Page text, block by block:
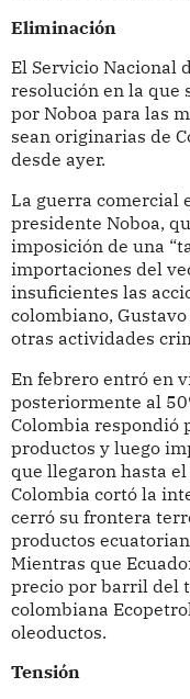
Eliminación
El Servicio Nacional
resolución en la que
por Noboa para las
sean originarias de
desde ayer.
La guerra comercial
presidente Noboa,
imposición de una
importaciones del
insuficientes las
colombiano,
otras actividades
En febrero entró en
posteriormente al
Colombia respondió
productos y luego
que llegaron hasta
Colombia cortó la
cerró su frontera
productos
Mientras que
precio por barril del
colombiana
oleoductos.
Tensión